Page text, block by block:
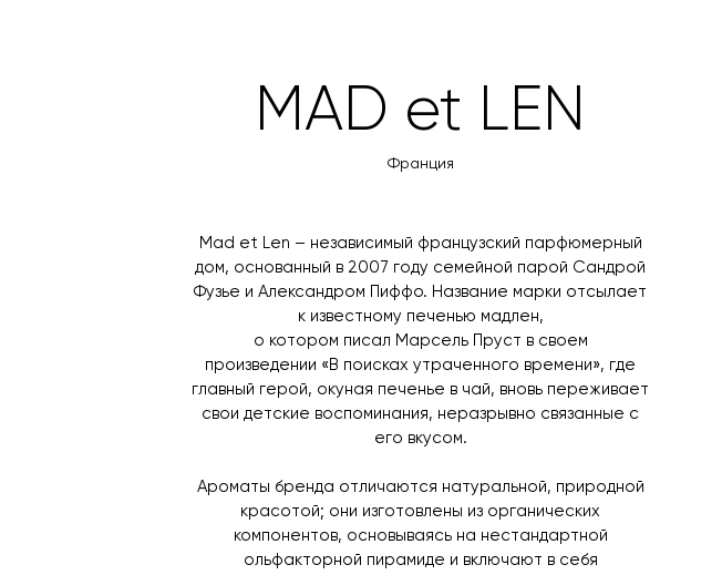
MAD et LEN
Франция
Mad et Len – независимый французский парфюмерный
дом, основанный в 2007 году семейной парой Сандрой
Фузье и Александром Пиффо. Название марки отсылает
к известному печенью мадлен,
о котором писал Марсель Пруст в своем
произведении «В поисках утраченного времени», где
главный герой, окуная печенье в чай, вновь переживает
свои детские воспоминания, неразрывно связанные с
его вкусом.
Ароматы бренда отличаются натуральной, природной
красотой; они изготовлены из органических
компонентов, основываясь на нестандартной
ольфакторной пирамиде и включают в себя